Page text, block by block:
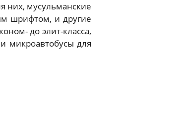
них, мусульманские
шрифтом, и другие
до элит-класса,
микроавтобусы для